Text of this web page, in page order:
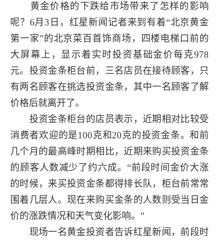
黄金价格的下跌给市场带来了怎样的影响
呢？6月3日，红星新闻记者来到有着“北京黄金
第一家”的北京菜百首饰商场，四楼电梯口前的
大屏幕上，显示着实时投资基础金价每克978
元。投资金条柜台前，三名店员在接待顾客，只
有两名顾客在挑选投资金条，其中一名顾客了解
价格后就离开了。
投资金条柜台的店员表示，近期相对比较受
消费者欢迎的是100克和20克的投资金条。和前
几个月的最高峰时期相比，近期来购买投资金条
的顾客人数减少了约六成。“前段时间金价大涨
的时候，来买投资金条都得排长队，柜台前常常
围着几层人。现在来购买金条的人数则受当日金
价的涨跌情况和天气变化影响。”
现场一名黄金投资者告诉红星新闻，前段时